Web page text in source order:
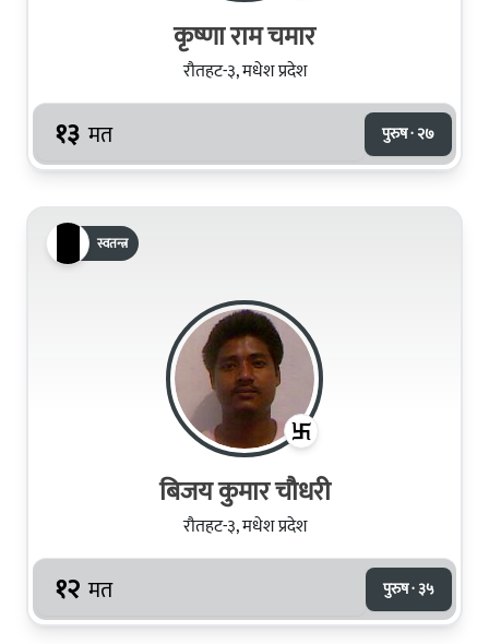
कृष्णा राम चमार
रौतहट-३, मधेश प्रदेश
१३ मत पुरुष · २७
स्वतन्त्र
बिजय कुमार चौधरी
रौतहट-३, मधेश प्रदेश
१२ मत पुरुष · ३५